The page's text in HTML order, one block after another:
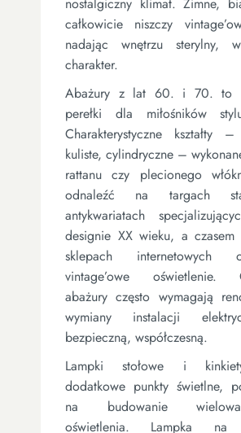
całkowicie niszczy
nadając wnętrzu sterylny,
charakter.
Abażury z lat 60. i 70. to
perełki dla miłośników
Charakterystyczne kształty
kuliste, cylindryczne –
rattanu czy plecionego
odnaleźć na targach
antykwariatach
designie XX wieku, a
sklepach internetowych
vintage’owe oświetlenie.
abażury często wymagają
wymiany instalacji
bezpieczną, współczesną.
Lampki stołowe i
dodatkowe punkty świetlne,
na budowanie
oświetlenia. Lampka na